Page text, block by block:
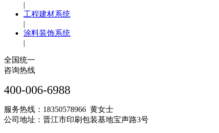
|
工程建材系统
|
涂料装饰系统
|
全国统一
咨询热线
400-006-6988
服务热线：18350578966 黄女士
公司地址：晋江市印刷包装基地宝声路3号